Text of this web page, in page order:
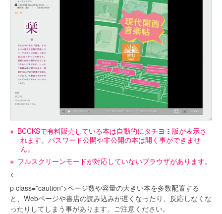
BCCKSで有料販売している本は自動的にタチヨミ版が表示さ
れます。パスワード公開や非公開の本は開く事ができませ
ん。
フルスクリーンモードが対応していないブラウザがあります。
<
p class=”caution”>ページ数や容量の大きい本を多数配置する
と、Webページや書店の読み込みが遅くなったり、反応しなくな
ったりしてしまう事があります。ご注意ください。